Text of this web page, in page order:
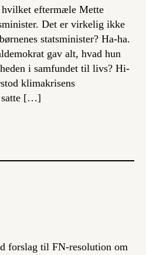
eftermæle Mette
Det er virkelig ikke
statsminister? Ha-ha.
gav alt, hvad hun
i samfundet til livs? Hi-
klimakrisens
satte […]
forslag til FN-resolution om